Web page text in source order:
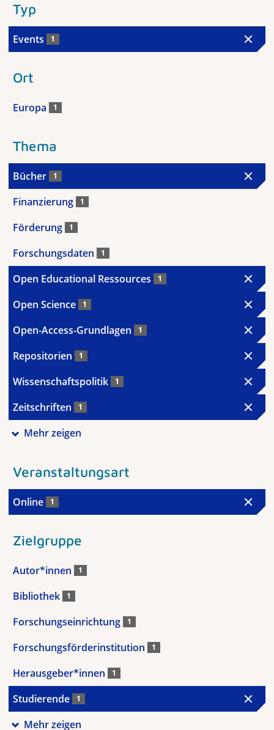
Typ
Events 1
Ort
Europa 1
Thema
Bücher 1
Finanzierung 1
Förderung 1
Forschungsdaten 1
Open Educational Ressources 1
Open Science 1
Open-Access-Grundlagen 1
Repositorien 1
Wissenschaftspolitik 1
Zeitschriften 1
Mehr zeigen
Veranstaltungsart
Online 1
Zielgruppe
Autor*innen 1
Bibliothek 1
Forschungseinrichtung 1
Forschungsförderinstitution 1
Herausgeber*innen 1
Studierende 1
Mehr zeigen